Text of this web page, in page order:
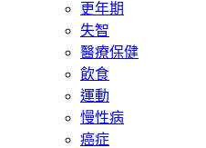
更年期
失智
醫療保健
飲食
運動
慢性病
癌症